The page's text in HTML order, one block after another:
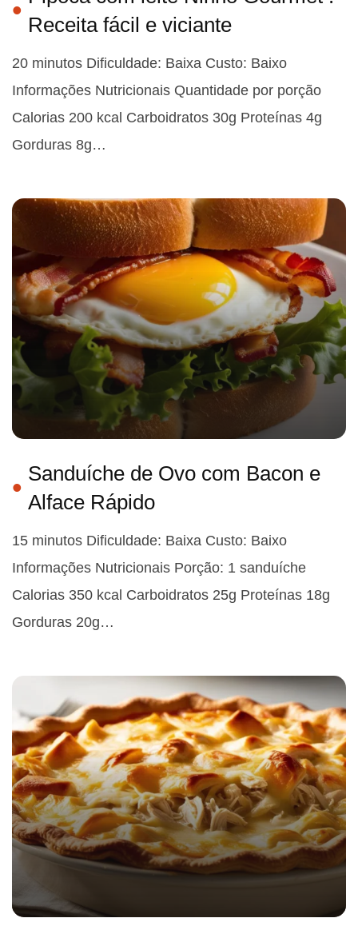
Receita fácil e viciante
20 minutos Dificuldade: Baixa Custo: Baixo
Informações Nutricionais Quantidade por porção
Calorias 200 kcal Carboidratos 30g Proteínas 4g
Gorduras 8g…
Sanduíche de Ovo com Bacon e
Alface Rápido
15 minutos Dificuldade: Baixa Custo: Baixo
Informações Nutricionais Porção: 1 sanduíche
Calorias 350 kcal Carboidratos 25g Proteínas 18g
Gorduras 20g…